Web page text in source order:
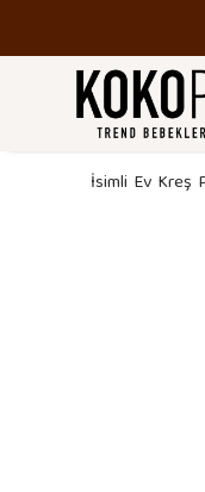
İsimli Ev Kreş